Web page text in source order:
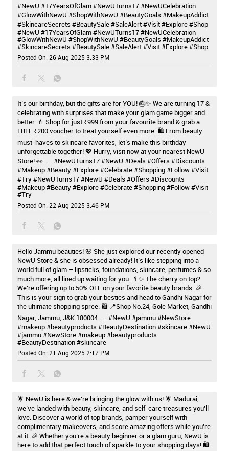
#NewU #17YearsOfGlam #NewUTurns17 #NewUCelebration
#GlowWithNewU #ShopWithNewU #BeautyGoals #MakeupAddict
#SkincareSecrets #BeautySale #SaleAlert #Visit #Explore #Shop
#NewU #17YearsOfGlam#NewUTurns17#NewUCelebration
#GlowWithNewU #ShopWithNewU #BeautyGoals #MakeupAddict
#SkincareSecrets #BeautySale#SaleAlert#Visit#Explore#Shop
Posted On: 26 Aug 2025 3:33 PM
It’s our birthday, but the gifts are for YOU! 🎂✨ We are turning 17 &
celebrating with surprises that make your glam game bigger and
better. 💄 Shop for just ₹999 from your favourite brand & grab a
FREE ₹200 voucher to treat yourself even more. 🛍️ From beauty
must-haves to skincare favorites, let’s make this birthday
unforgettable together! 💖 Hurry, visit now at your nearest NewU
Store! 👀 . . . #NewUTurns17 #NewU #Deals #Offers #Discounts
#Makeup #Beauty #Explore #Celebrate #Shopping #Follow #Visit
#Try#NewUTurns17#NewU #Deals #Offers #Discounts
#Makeup#Beauty#Explore#Celebrate#Shopping#Follow#Visit
#Try
Posted On: 22 Aug 2025 3:46 PM
Hello Jammu beauties! 🌸 She just explored our recently opened
NewU Store & she is obsessed already! It’s like stepping into a
world full of glam – lipsticks, foundations, skincare, perfumes & so
much more, all lined up waiting for you. 💄✨ The cherry on top?
We’re offering up to 50% OFF on your favorite beauty brands. 🎉
This is your sign to grab your besties and head to Gandhi Nagar for
the ultimate shopping spree. 🛍️ 📍Shop No.24, Gole Market, Gandhi
Nagar, Jammu, J&K 180004 . . . #NewU #jammu #NewStore
#makeup #beautyproducts #BeautyDestination #skincare#NewU
#jammu#NewStore#makeup#beautyproducts
#BeautyDestination#skincare
Posted On: 21 Aug 2025 2:17 PM
🌟 NewU is here & we’re bringing the glow with us! 🌟 Madurai,
we’ve landed with beauty, skincare, and self-care treasures you’ll
love. Discover a world of top brands, pamper yourself with
complimentary makeovers, and score amazing offers while you’re
at it. 🎉 Whether you’re a beauty beginner or a glam guru, NewU is
here to add that perfect touch of sparkle to your shopping days! 🛍️